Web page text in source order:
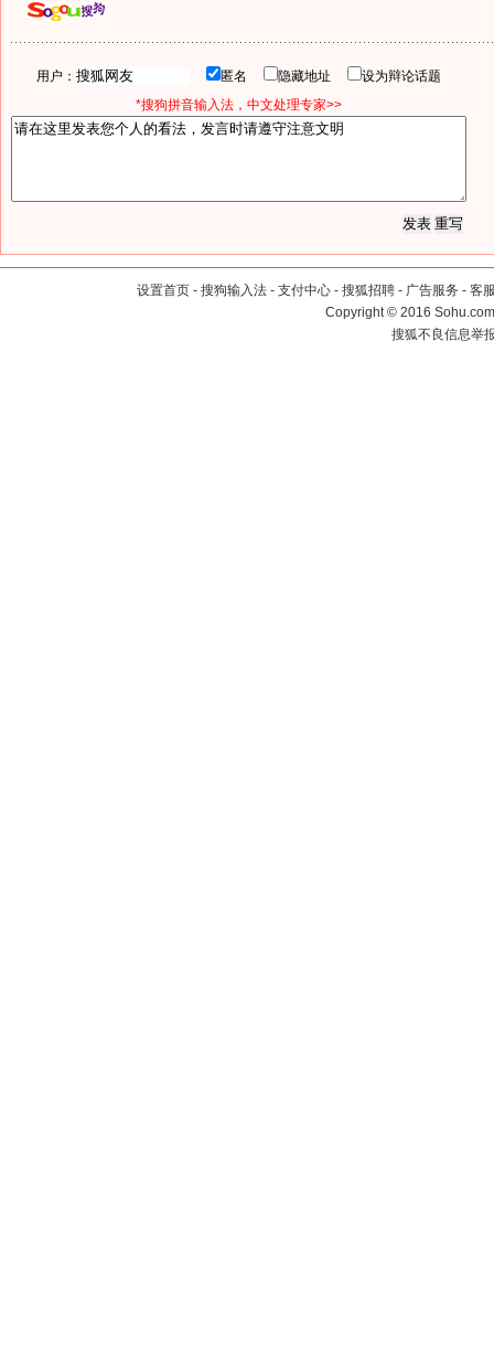
用户： 匿名 隐藏地址
设为辩论话题
*搜狗拼音输入法，中文处理专家>>
设置首页 - 搜狗输入法 - 支付中心 - 搜狐招聘 - 广告服务 - 客
Copyright©2016
搜狐不良信息举